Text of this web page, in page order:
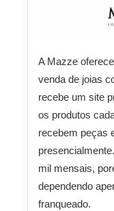
A Mazze
venda de joias
recebe um site
os produtos
recebem peças
mil mensais,
dependendo
franqueado.